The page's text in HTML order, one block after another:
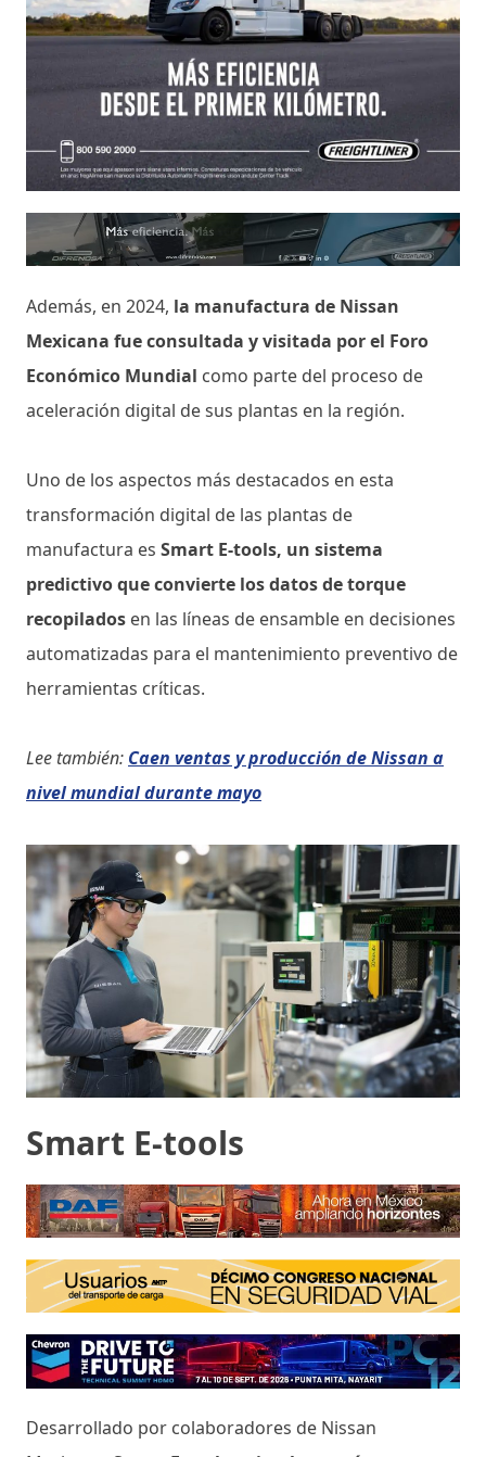
Además, en 2024, la manufactura de Nissan
Mexicana fue consultada y visitada por el Foro
Económico Mundial como parte del proceso de
aceleración digital de sus plantas en la región.
Uno de los aspectos más destacados en esta
transformación digital de las plantas de
manufactura es Smart E-tools, un sistema
predictivo que convierte los datos de torque
recopilados en las líneas de ensamble en decisiones
automatizadas para el mantenimiento preventivo de
herramientas críticas.
Lee también: Caen ventas y producción de Nissan a
nivel mundial durante mayo
Smart E-tools
Desarrollado por colaboradores de Nissan